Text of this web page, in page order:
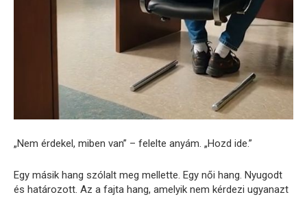
„Nem érdekel, miben van” – felelte anyám. „Hozd ide.”
Egy másik hang szólalt meg mellette. Egy női hang. Nyugodt
és határozott. Az a fajta hang, amelyik nem kérdezi ugyanazt